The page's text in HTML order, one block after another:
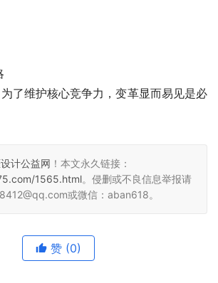
了维护核心竞争力，变革显而易见是必
计公益网 ！本文永久链接：
1565.html。侵删或不良信息举报请
或微信：aban618。
赞 (0)